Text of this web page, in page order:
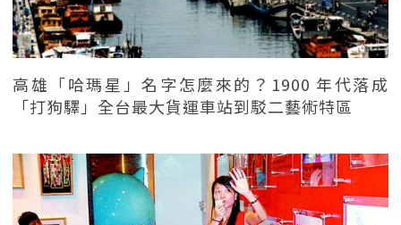
高雄「哈瑪星」名字怎麼來的？1900 年代落成
「打狗驛」全台最大貨運車站到駁二藝術特區